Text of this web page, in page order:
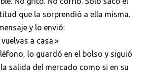
que la sorprendió a ella misma.
y lo envió:
a casa.»
lo guardó en el bolso y siguió
salida del mercado como si en su